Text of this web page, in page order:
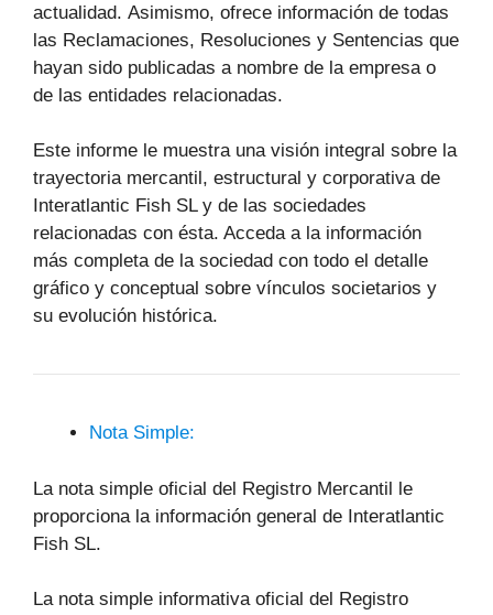
actualidad. Asimismo, ofrece información de todas
las Reclamaciones, Resoluciones y Sentencias que
hayan sido publicadas a nombre de la empresa o
de las entidades relacionadas.
Este informe le muestra una visión integral sobre la
trayectoria mercantil, estructural y corporativa de
Interatlantic Fish SL y de las sociedades
relacionadas con ésta. Acceda a la información
más completa de la sociedad con todo el detalle
gráfico y conceptual sobre vínculos societarios y
su evolución histórica.
Nota Simple:
La nota simple oficial del Registro Mercantil le
proporciona la información general de Interatlantic
Fish SL.
La nota simple informativa oficial del Registro